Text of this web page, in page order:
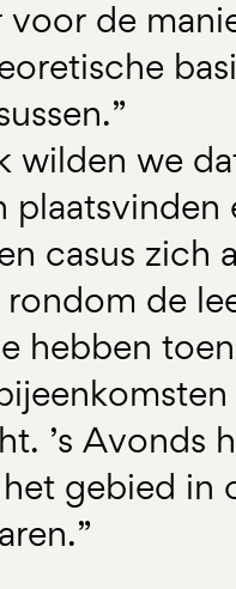
de
wilden we
casus zich
rondom de
hebben
’s Avonds
gebied in